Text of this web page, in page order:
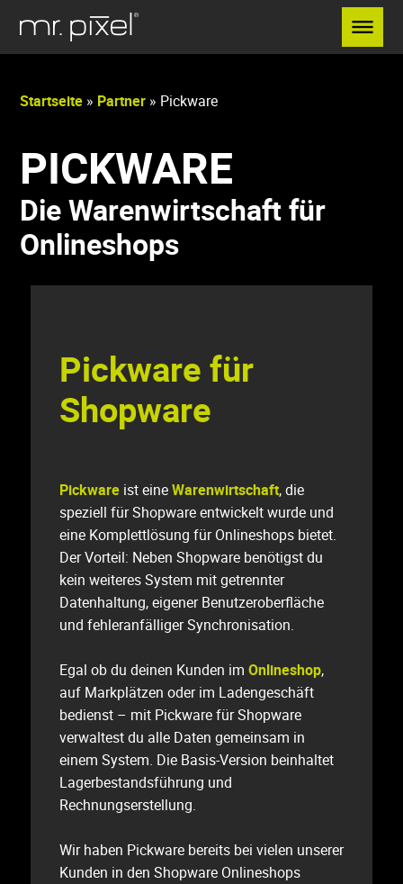
Startseite» Partner» Pickware
PICKWARE
Die Warenwirtschaft für
Onlineshops
Pickware für
Shopware
Pickwareist eineWarenwirtschaft, die
speziell für Shopware entwickelt wurde und
eine Komplettlösung für Onlineshops bietet.
Der Vorteil: Neben Shopware benötigst du
kein weiteres System mit getrennter
Datenhaltung, eigener Benutzeroberfläche
und fehleranfälliger Synchronisation.
Egal ob du deinen Kunden im Onlineshop,
auf Markplätzen oder im Ladengeschäft
bedienst – mit Pickware für Shopware
verwaltest du alle Daten gemeinsam in
einem System. Die Basis-Version beinhaltet
Lagerbestandsführung und
Rechnungserstellung.
Wir haben Pickware bereits bei vielen unserer
Kunden in den Shopware Onlineshops